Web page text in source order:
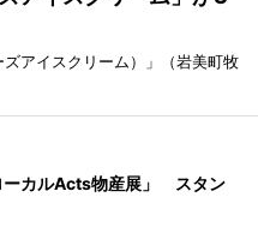
ズアイスクリーム）」（岩美町牧
ーカルActs物産展」 スタン